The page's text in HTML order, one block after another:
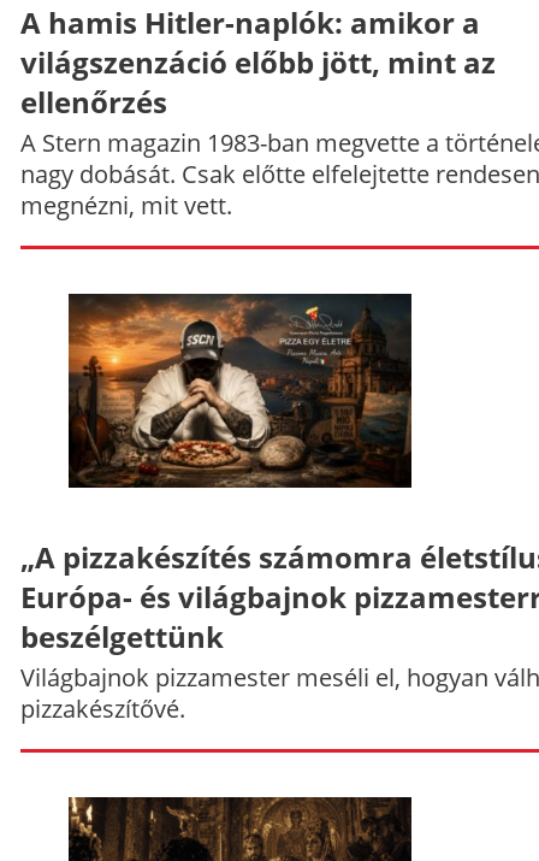
A hamis Hitler-naplók: amikor a
világszenzáció előbb jött, mint az
ellenőrzés
A Stern magazin 1983-ban megvette a
nagy dobását. Csak előtte elfelejtette rendesen
megnézni, mit vett.
„A pizzakészítés számomra
Európa- és világbajnok
beszélgettünk
Világbajnok pizzamester meséli el, hogyan
pizzakészítővé.